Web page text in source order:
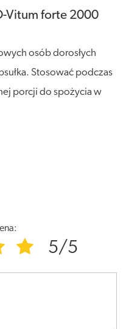
Vitum forte 2000
osób dorosłych
Stosować podczas
porcji do spożycia w
5/5